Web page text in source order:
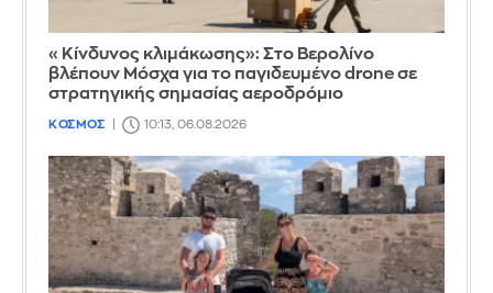
«Κίνδυνος κλιμάκωσης»: Στο Βερολίνο
βλέπουν Μόσχα για το παγιδευμένο drone σε
στρατηγικής σημασίας αεροδρόμιο
ΚΟΣΜΟΣ 10:13, 06.08.2026